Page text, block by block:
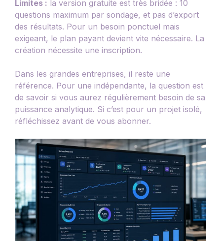
Limites : la version gratuite est très bridée : 10
questions maximum par sondage, et pas d’export
des résultats. Pour un besoin ponctuel mais
exigeant, le plan payant devient vite nécessaire. La
création nécessite une inscription.
Dans les grandes entreprises, il reste une
référence. Pour une indépendante, la question est
de savoir si vous aurez régulièrement besoin de sa
puissance analytique. Si c’est pour un projet isolé,
réfléchissez avant de vous abonner.